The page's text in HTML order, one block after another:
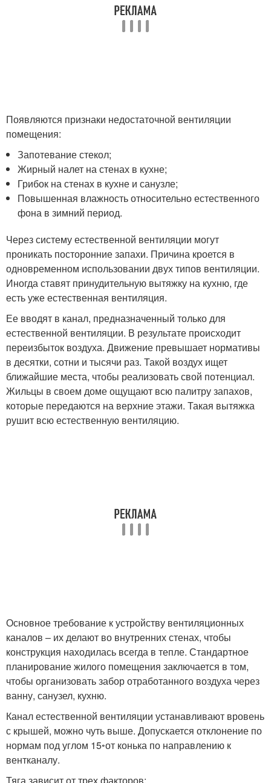
Появляются признаки недостаточной вентиляции
помещения:
Запотевание стекол;
Жирный налет на стенах в кухне;
Грибок на стенах в кухне и санузле;
Повышенная влажность относительно естественного
фона в зимний период.
Через систему естественной вентиляции могут
проникать посторонние запахи. Причина кроется в
одновременном использовании двух типов вентиляции.
Иногда ставят принудительную вытяжку на кухню, где
есть уже естественная вентиляция.
Ее вводят в канал, предназначенный только для
естественной вентиляции. В результате происходит
переизбыток воздуха. Движение превышает нормативы
в десятки, сотни и тысячи раз. Такой воздух ищет
ближайшие места, чтобы реализовать свой потенциал.
Жильцы в своем доме ощущают всю палитру запахов,
которые передаются на верхние этажи. Такая вытяжка
рушит всю естественную вентиляцию.
Основное требование к устройству вентиляционных
каналов – их делают во внутренних стенах, чтобы
конструкция находилась всегда в тепле. Стандартное
планирование жилого помещения заключается в том,
чтобы организовать забор отработанного воздуха через
ванну, санузел, кухню.
Канал естественной вентиляции устанавливают вровень
с крышей, можно чуть выше. Допускается отклонение по
нормам под углом 15◦от конька по направлению к
вентканалу.